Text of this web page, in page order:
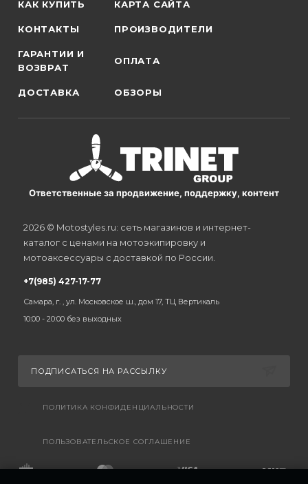
КАК КУПИТЬ КАРТА САЙТА
КОНТАКТЫ ПРОИЗВОДИТЕЛИ
ГАРАНТИИ И
ВОЗВРАТ
ОПЛАТА
ДОСТАВКА ОБЗОРЫ
Ответственные за продвижение, поддержку, контент
2026 © Motostyles.ru: сеть магазинов и интернет-
каталог с ценами на мотоэкипировку и
мотоаксессуары с доставкой по России.
+7(985) 427-17-77
Самара, г. , ул. Московское ш., дом 17, ТЦ Вертикаль
10:00 - 20:00 без выходных
ПОДПИСАТЬСЯ НА РАССЫЛКУ
ПОЛИТИКА КОНФИДЕНЦИАЛЬНОСТИ
ПОЛЬЗОВАТЕЛЬСКОЕ СОГЛАШЕНИЕ